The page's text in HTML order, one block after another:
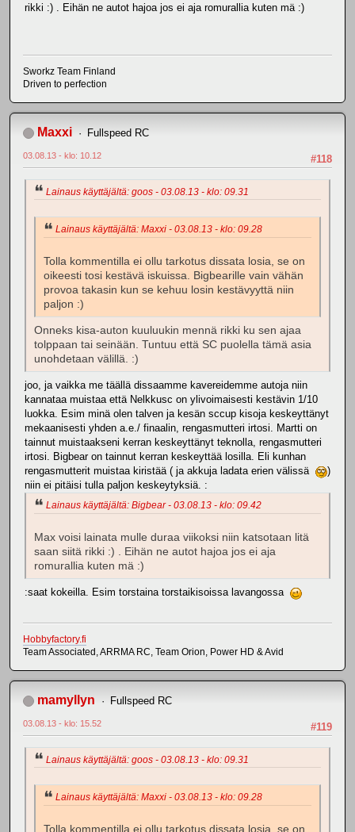
rikki :) . Eihän ne autot hajoa jos ei aja romurallia kuten mä :)
Sworkz Team Finland
Driven to perfection
Maxxi Fullspeed RC
#118
03.08.13 - klo: 10.12
Lainaus käyttäjältä: goos - 03.08.13 - klo: 09.31
Lainaus käyttäjältä: Maxxi - 03.08.13 - klo: 09.28
Tolla kommentilla ei ollu tarkotus dissata losia, se on
oikeesti tosi kestävä iskuissa. Bigbearille vain vähän
provoa takasin kun se kehuu losin kestävyyttä niin
paljon :)
Onneks kisa-auton kuuluukin mennä rikki ku sen ajaa
tolppaan tai seinään. Tuntuu että SC puolella tämä asia
unohdetaan välillä. :)
joo, ja vaikka me täällä dissaamme kavereidemme autoja niin
kannataa muistaa että Nelkkusc on ylivoimaisesti kestävin 1/10
luokka. Esim minä olen talven ja kesän sccup kisoja keskeyttänyt
mekaanisesti yhden a.e./ finaalin, rengasmutteri irtosi. Martti on
tainnut muistaakseni kerran keskeyttänyt teknolla, rengasmutteri
irtosi. Bigbear on tainnut kerran keskeyttää losilla. Eli kunhan
rengasmutterit muistaa kiristää ( ja akkuja ladata erien välissä
)
niin ei pitäisi tulla paljon keskeytyksiä. :
Lainaus käyttäjältä: Bigbear - 03.08.13 - klo: 09.42
Max voisi lainata mulle duraa viikoksi niin katsotaan litä
saan siitä rikki :) . Eihän ne autot hajoa jos ei aja
romurallia kuten mä :)
:saat kokeilla. Esim torstaina torstaikisoissa lavangossa
Hobbyfactory.fi
Team Associated, ARRMA RC, Team Orion, Power HD & Avid
mamyllyn Fullspeed RC
#119
03.08.13 - klo: 15.52
Lainaus käyttäjältä: goos - 03.08.13 - klo: 09.31
Lainaus käyttäjältä: Maxxi - 03.08.13 - klo: 09.28
Tolla kommentilla ei ollu tarkotus dissata losia, se on